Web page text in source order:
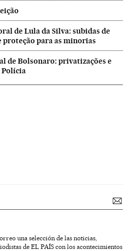
de Lula da Silva: subidas de
proteção para as minorias
de Bolsonaro: privatizações e
Polícia
una selección de las noticias,
de EL PAÍS con los acontecimientos